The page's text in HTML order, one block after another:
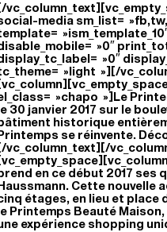
media sm_list=
»0″
»0″
»light »][/
»chapo »]Le
30 janvier 2017 sur le
historique
se réinvente.
vc_column_text][/
en ce début 2017 ses
Cette nouvelle
étages, en lieu et place
Printemps Beauté
expérience shopping